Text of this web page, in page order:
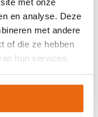
en analyse. Deze
met andere
of die ze hebben
hun services.
terugnemen.
Keeperskleding,
,Senior